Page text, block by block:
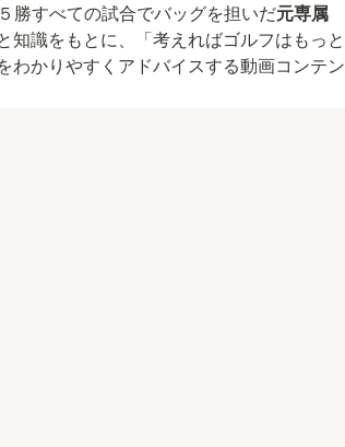
勝すべての試合でバッグを担いだ元専属
知識をもとに、「考えればゴルフはもっと
わかりやすくアドバイスする動画コンテン